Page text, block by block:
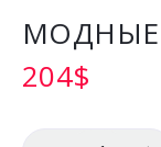
МОДНЫЕ
204$